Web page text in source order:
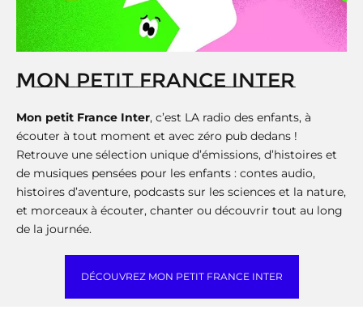
MON PETIT FRANCE INTER
Mon petit France Inter, c’est LA radio des enfants, à
écouter à tout moment et avec zéro pub dedans !
Retrouve une sélection unique d’émissions, d’histoires et
de musiques pensées pour les enfants : contes audio,
histoires d’aventure, podcasts sur les sciences et la nature,
et morceaux à écouter, chanter ou découvrir tout au long
de la journée.
DÉCOUVREZ MON PETIT FRANCE INTER